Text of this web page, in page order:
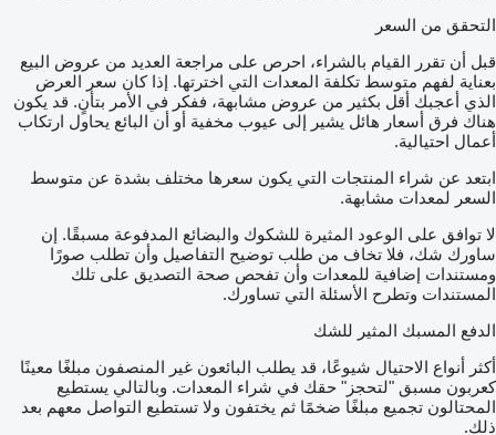
التحقق من السعر
قبل أن تقرر القيام بالشراء، احرص على مراجعة العديد من عروض البيع
بعناية لفهم متوسط تكلفة المعدات التي اخترتها. إذا كان سعر العرض
الذي أعجبك أقل بكثير من عروض مشابهة، ففكر في الأمر بتأنٍ. قد يكون
هناك فرق أسعار هائل يشير إلى عيوب مخفية أو أن البائع يحاول ارتكاب
أعمال احتيالية.
ابتعد عن شراء المنتجات التي يكون سعرها مختلف بشدة عن متوسط
السعر لمعدات مشابهة.
لا توافق على الوعود المثيرة للشكوك والبضائع المدفوعة مسبقًا. إن
ساورك شك، فلا تخاف من طلب توضيح التفاصيل وأن تطلب صورًا
ومستندات إضافية للمعدات وأن تفحص صحة التصديق على تلك
المستندات وتطرح الأسئلة التي تساورك.
الدفع المسبك المثير للشك
أكثر أنواع الاحتيال شيوعًا، قد يطلب البائعون غير المنصفون مبلغًا معينًا
كعربون مسبق "لتحجز" حقك في شراء المعدات. وبالتالي يستطيع
المحتالون تجميع مبلغًا ضخمًا ثم يختفون ولا تستطيع التواصل معهم بعد
ذلك.